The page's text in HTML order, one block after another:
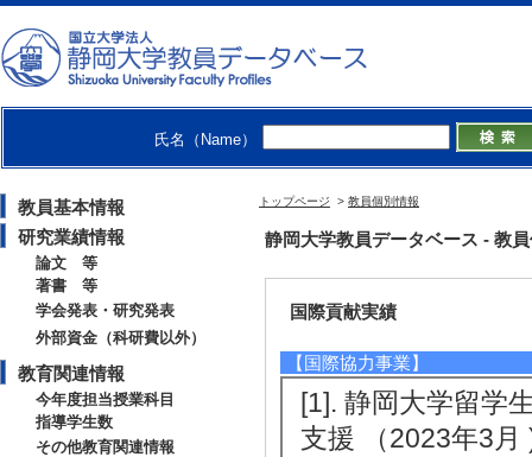
氏名（Name）
教員基本情報
研究業績情報
論文 等
著書 等
学会発表・研究発表
外部資金（科研費以外）
教育関連情報
今年度担当授業科目
指導学生数
その他教育関連情報
トップページ > 教員個別情報
静岡大学教員データベース - 教
史 （2025年12月 )
5年11月 )
[5]. 静岡市国際交
[備考] 毎週日曜日
国際貢献実績
【国際協力事業】
[1]. 静岡大学留学
支援 （2023年3月